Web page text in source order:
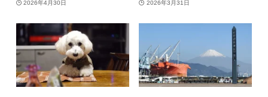
2026年4月30日 2026年3月31日